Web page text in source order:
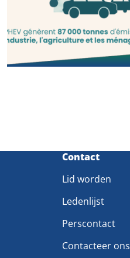
Contact
Lid worden
Ledenlijst
Perscontact
Contacteer ons